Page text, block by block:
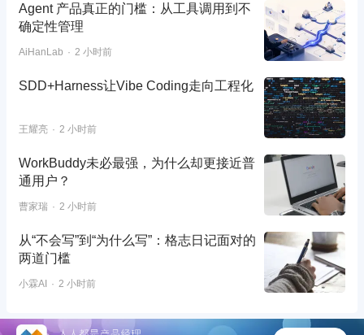
Agent 产品真正的门槛：从工具调用到不
确定性管理
AiHanLab 2 小时前
SDD+Harness让Vibe Coding走向工程化
王耀亮 2 小时前
WorkBuddy未必最强，为什么却更接近普
通用户？
曹家瑞 2 小时前
从“不会写”到“为什么写”：格志日记面对的
两道门槛
小霖AI 2 小时前